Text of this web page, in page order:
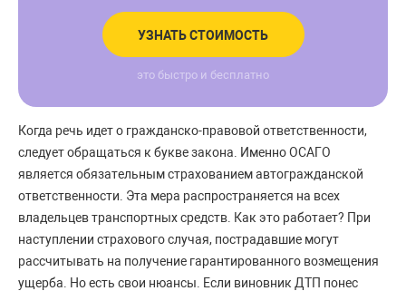
УЗНАТЬ СТОИМОСТЬ
это быстро и бесплатно
Когда речь идет о гражданско-правовой ответственности,
следует обращаться к букве закона. Именно ОСАГО
является обязательным страхованием автогражданской
ответственности. Эта мера распространяется на всех
владельцев транспортных средств. Как это работает? При
наступлении страхового случая, пострадавшие могут
рассчитывать на получение гарантированного возмещения
ущерба. Но есть свои нюансы. Если виновник ДТП понес